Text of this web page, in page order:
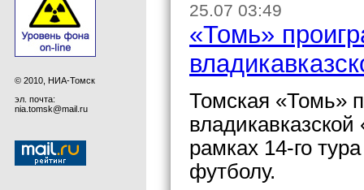
© 2010, НИА-Томск
эл. почта:
nia.tomsk@mail.ru
25.07 03:49
«Томь»
Томская «Томь»
рамках 14-го
футболу.